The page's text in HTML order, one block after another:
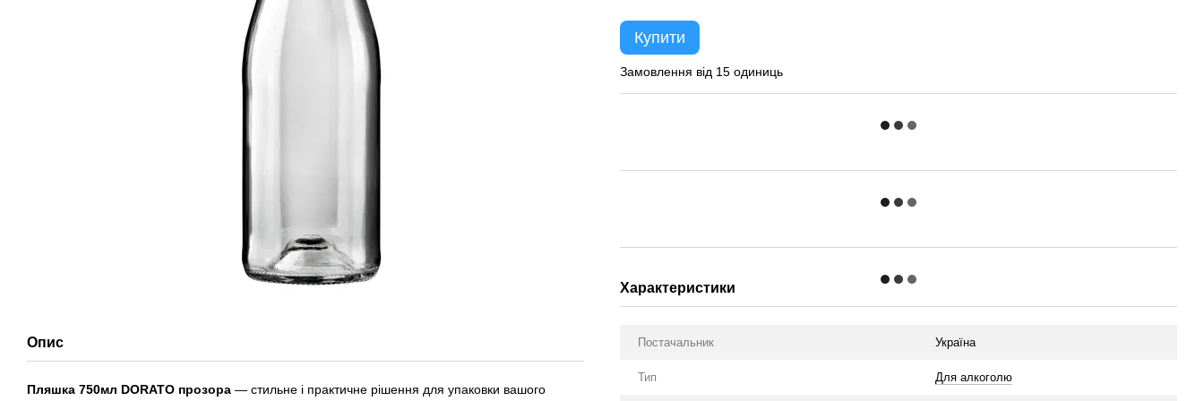
Опис
Пляшка 750мл DORATO прозора — стильне і практичне рішення для упаковки вашого
Купити
Замовлення від 15 одиниць
Характеристики
Постачальник Україна
Тип Для алкоголю